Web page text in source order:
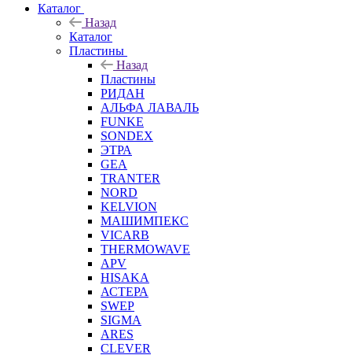
Каталог
Назад
Каталог
Пластины
Назад
Пластины
РИДАН
АЛЬФА ЛАВАЛЬ
FUNKE
SONDEX
ЭТРА
GEA
TRANTER
NORD
KELVION
МАШИМПЕКС
VICARB
THERMOWAVE
APV
HISAKA
АСТЕРА
SWEP
SIGMA
ARES
CLEVER